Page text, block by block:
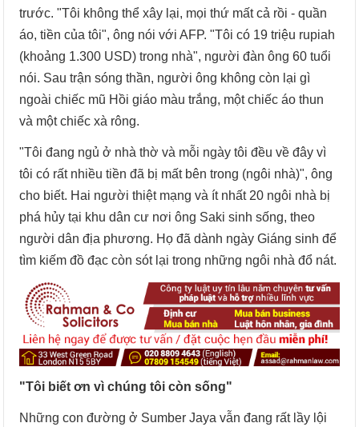
trước. "Tôi không thể xây lại, mọi thứ mất cả rồi - quần
áo, tiền của tôi", ông nói với AFP. "Tôi có 19 triệu rupiah
(khoảng 1.300 USD) trong nhà", người đàn ông 60 tuổi
nói. Sau trận sóng thần, người ông không còn lại gì
ngoài chiếc mũ Hồi giáo màu trắng, một chiếc áo thun
và một chiếc xà rông.
"Tôi đang ngủ ở nhà thờ và mỗi ngày tôi đều về đây vì
tôi có rất nhiều tiền đã bị mất bên trong (ngôi nhà)", ông
cho biết. Hai người thiệt mạng và ít nhất 20 ngôi nhà bị
phá hủy tại khu dân cư nơi ông Saki sinh sống, theo
người dân địa phương. Họ đã dành ngày Giáng sinh để
tìm kiếm đồ đạc còn sót lại trong những ngôi nhà đổ nát.
"Tôi biết ơn vì chúng tôi còn sống"
Những con đường ở Sumber Jaya vẫn đang rất lầy lội